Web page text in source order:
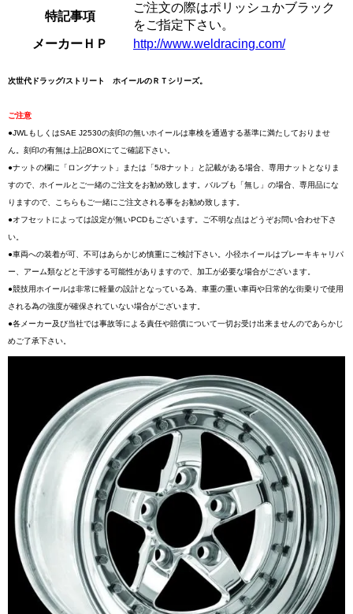
特記事項
ご注文の際はポリッシュかブラック
をご指定下さい。
メーカーＨＰ
http://www.weldracing.com/
次世代ドラッグ/ストリート ホイールのＲＴシリーズ。
ご注意
●JWLもしくはSAE J2530の刻印の無いホイールは車検を通過する基準に満たしておりませ
ん。刻印の有無は上記BOXにてご確認下さい。
●ナットの欄に「ロングナット」または「5/8ナット」と記載がある場合、専用ナットとなりま
すので、ホイールとご一緒のご注文をお勧め致します。バルブも「無し」の場合、専用品にな
りますので、こちらもご一緒にご注文される事をお勧め致します。
●オフセットによっては設定が無いPCDもございます。ご不明な点はどうぞお問い合わせ下さ
い。
●車両への装着が可、不可はあらかじめ慎重にご検討下さい。小径ホイールはブレーキキャリパ
ー、アーム類などと干渉する可能性がありますので、加工が必要な場合がございます。
●競技用ホイールは非常に軽量の設計となっている為、車重の重い車両や日常的な街乗りで使用
される為の強度が確保されていない場合がございます。
●各メーカー及び当社では事故等による責任や賠償について一切お受け出来ませんのであらかじ
めご了承下さい。